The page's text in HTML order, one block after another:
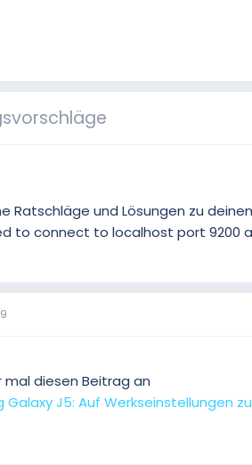
Ratschläge und Lösungen zu
to connect to localhost port
mal diesen Beitrag an
Galaxy J5: Auf Werkseinstellungen